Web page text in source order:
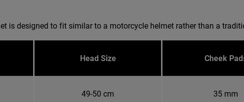
is designed to fit similar to a motorcycle helmet rather than a
Head Size Cheek
49-50 cm 35 mm